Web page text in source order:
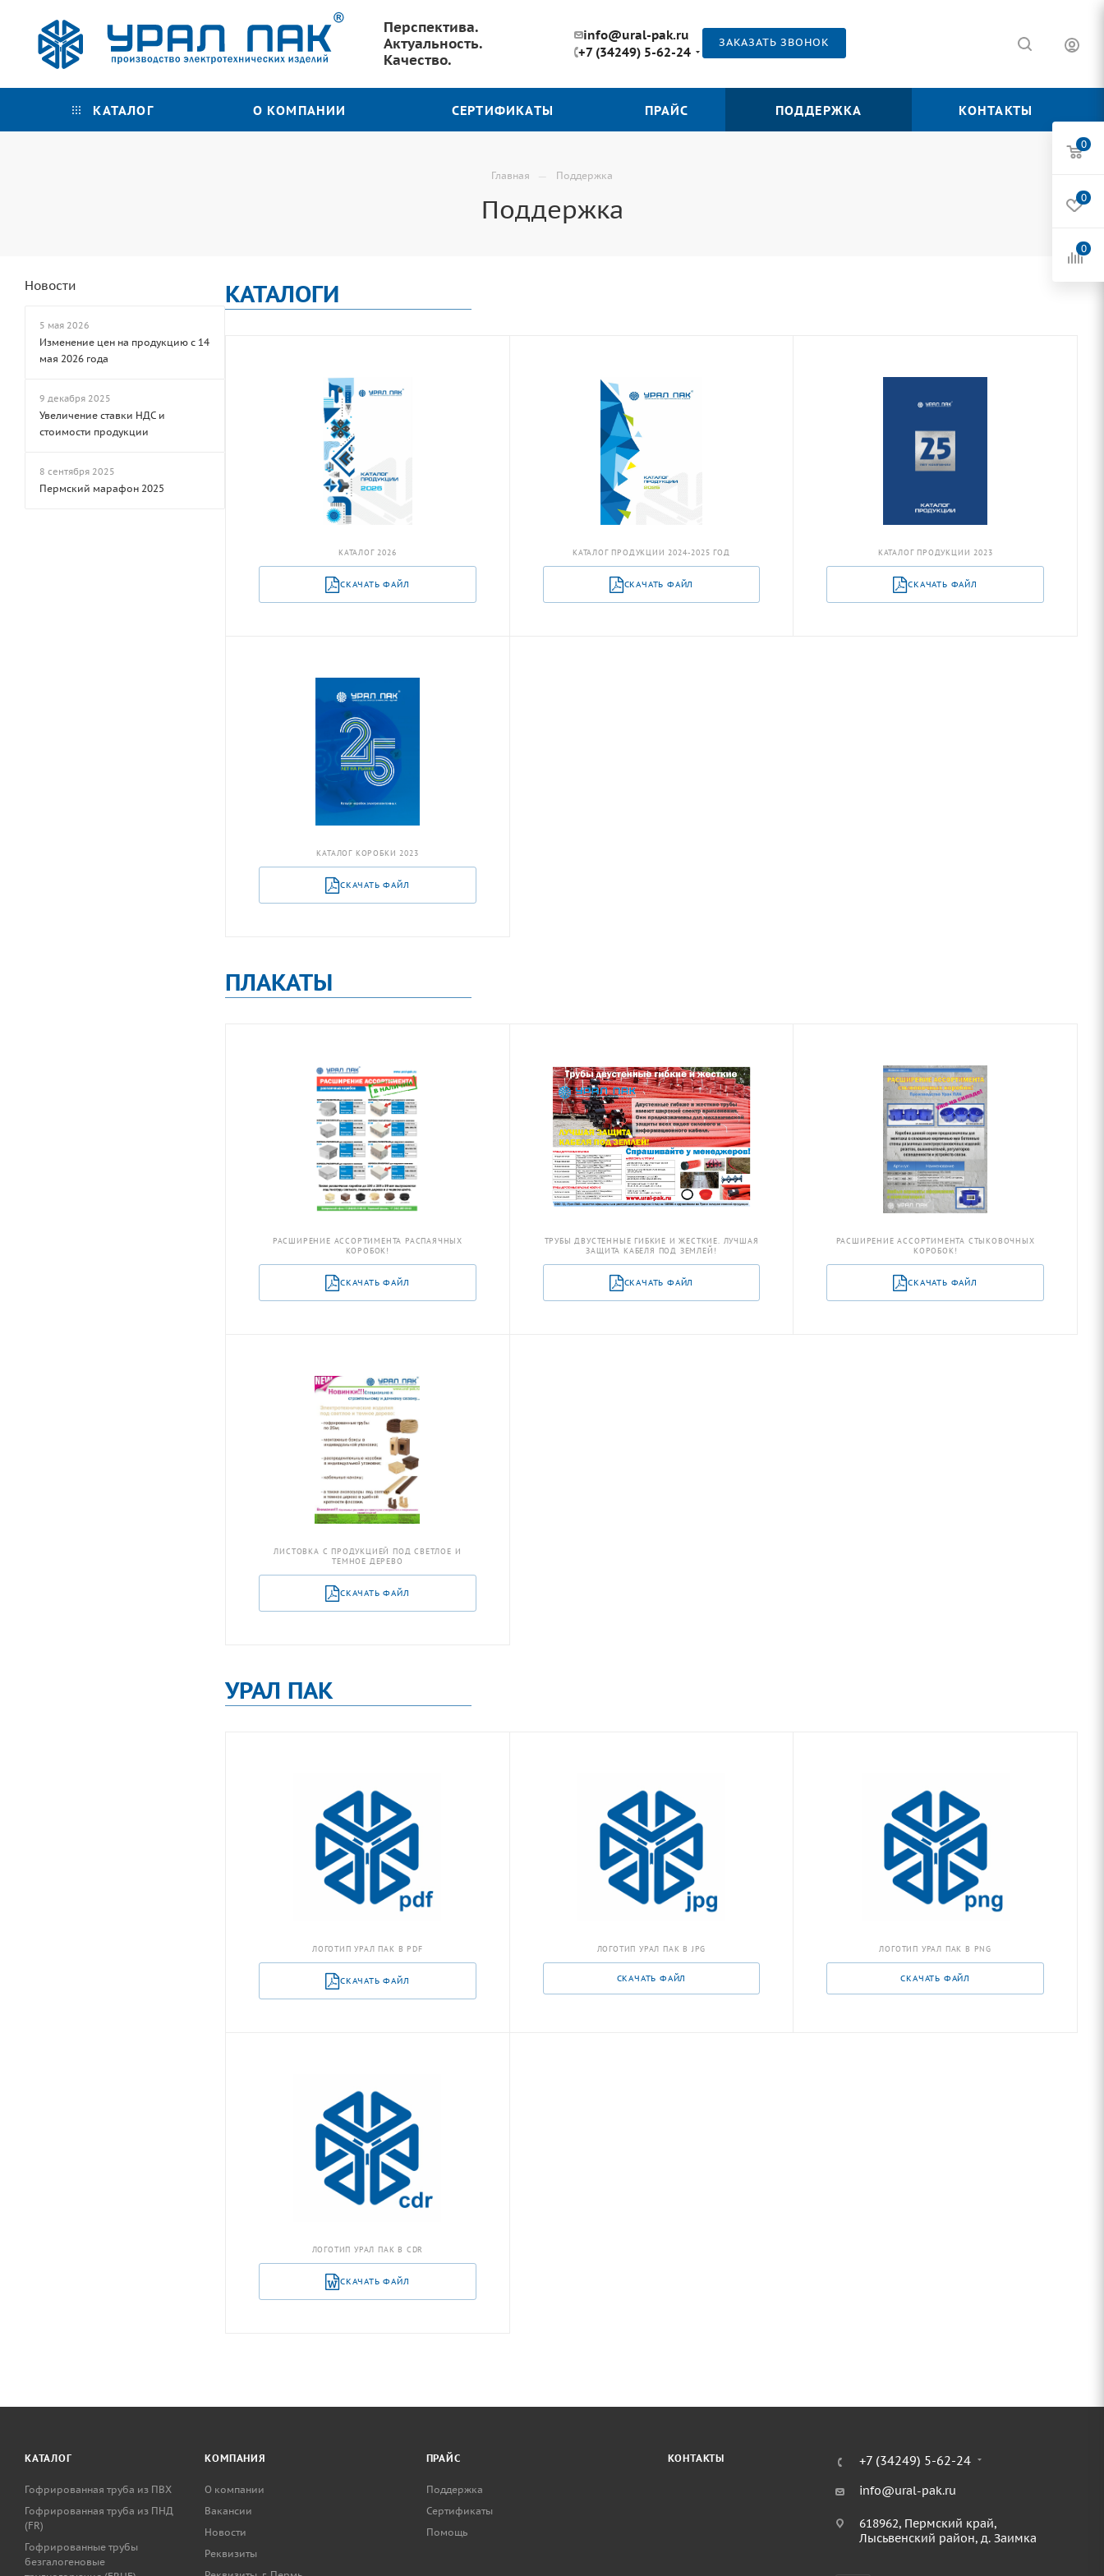
Перспектива.
Актуальность.
Качество.
info@ural-pak.ru
+7 (34249) 5-62-24
ЗАКАЗАТЬ ЗВОНОК
КАТАЛОГ О КОМПАНИИ СЕРТИФИКАТЫ ПРАЙС ПОДДЕРЖКА КОНТАКТЫ
Главная — Поддержка
Поддержка
КАТАЛОГИ
КАТАЛОГ 2026
СКАЧАТЬ ФАЙЛ
КАТАЛОГ ПРОДУКЦИИ 2024-2025 ГОД
СКАЧАТЬ ФАЙЛ
КАТАЛОГ ПРОДУКЦИИ 2023
СКАЧАТЬ ФАЙЛ
КАТАЛОГ КОРОБКИ 2023
СКАЧАТЬ ФАЙЛ
ПЛАКАТЫ
РАСШИРЕНИЕ АССОРТИМЕНТА РАСПАЯЧНЫХ
КОРОБОК!
СКАЧАТЬ ФАЙЛ
ТРУБЫ ДВУСТЕННЫЕ ГИБКИЕ И ЖЕСТКИЕ. ЛУЧШАЯ
ЗАЩИТА КАБЕЛЯ ПОД ЗЕМЛЕЙ!
СКАЧАТЬ ФАЙЛ
РАСШИРЕНИЕ АССОРТИМЕНТА СТЫКОВОЧНЫХ
КОРОБОК!
СКАЧАТЬ ФАЙЛ
ЛИСТОВКА С ПРОДУКЦИЕЙ ПОД СВЕТЛОЕ И
ТЕМНОЕ ДЕРЕВО
СКАЧАТЬ ФАЙЛ
УРАЛ ПАК
ЛОГОТИП УРАЛ ПАК В PDF
СКАЧАТЬ ФАЙЛ
ЛОГОТИП УРАЛ ПАК В JPG
СКАЧАТЬ ФАЙЛ
ЛОГОТИП УРАЛ ПАК В PNG
СКАЧАТЬ ФАЙЛ
ЛОГОТИП УРАЛ ПАК В CDR
СКАЧАТЬ ФАЙЛ
Новости
5 мая 2026
Изменение цен на продукцию с 14
мая 2026 года
9 декабря 2025
Увеличение ставки НДС и
стоимости продукции
8 сентября 2025
Пермский марафон 2025
КАТАЛОГ
Гофрированная труба из ПВХ
Гофрированная труба из ПНД
(FR)
Гофрированные трубы
безгалогеновые
КОМПАНИЯ
О компании
Вакансии
Новости
Реквизиты
ПРАЙС
Поддержка
Сертификаты
Помощь
КОНТАКТЫ +7 (34249) 5-62-24
info@ural-pak.ru
618962, Пермский край,
Лысьвенский район, д. Заимка
0
0
0